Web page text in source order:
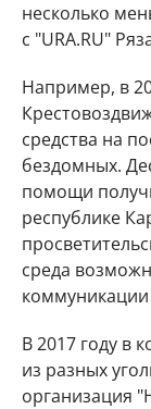
несколько
с "URA.RU"
Например, в
средства на
бездомных.
помощи
республике
среда
В 2017 году в
из разных
организация